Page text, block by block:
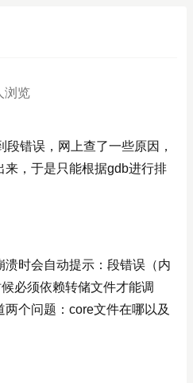
浏览
错误，网上查了一些原因，
，于是只能根据gdb进行排
时会自动提示：段错误（内
必须依赖转储文件才能调
个问题：core文件在哪以及